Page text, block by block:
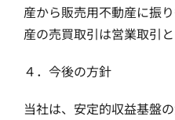
産から販売用不動産に振
産の売買取引は営業取引
４．今後の方針
当社は、安定的収益基盤